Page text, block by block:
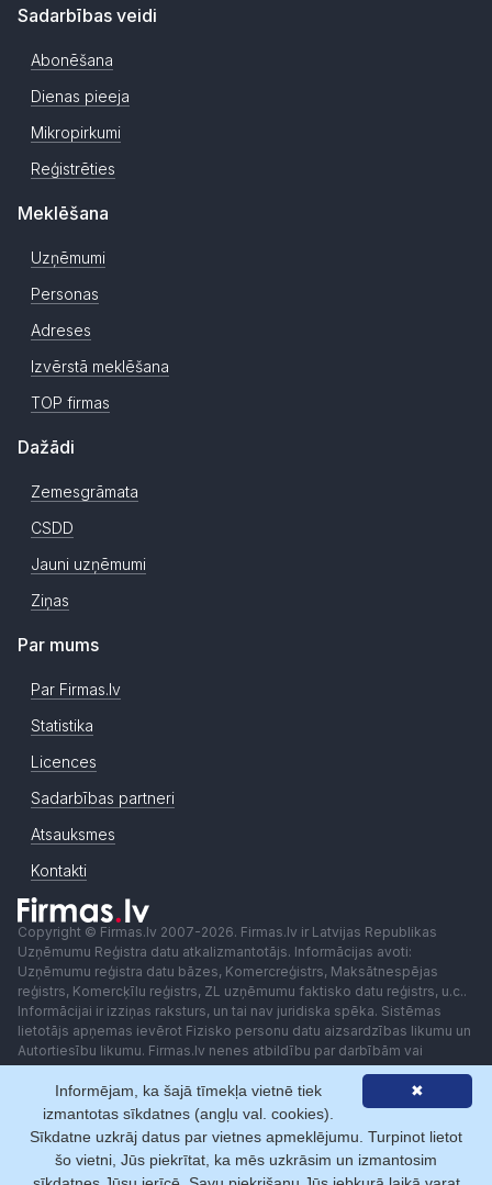
Sadarbības veidi
Abonēšana
Dienas pieeja
Mikropirkumi
Reģistrēties
Meklēšana
Uzņēmumi
Personas
Adreses
Izvērstā meklēšana
TOP firmas
Dažādi
Zemesgrāmata
CSDD
Jauni uzņēmumi
Ziņas
Par mums
Par Firmas.lv
Statistika
Licences
Sadarbības partneri
Atsauksmes
Kontakti
Copyright © Firmas.lv 2007-2026. Firmas.lv ir Latvijas Republikas
Uzņēmumu Reģistra datu atkalizmantotājs. Informācijas avoti:
Uzņēmumu reģistra datu bāzes, Komercreģistrs, Maksātnespējas
reģistrs, Komercķīlu reģistrs, ZL uzņēmumu faktisko datu reģistrs, u.c..
Informācijai ir izziņas raksturs, un tai nav juridiska spēka. Sistēmas
lietotājs apņemas ievērot Fizisko personu datu aizsardzības likumu un
Autortiesību likumu. Firmas.lv nenes atbildību par darbībām vai
lēmumiem, kas balstīti uz saņemto pakalpojumu. Lietotājam aizliegts
izmantot jebkādas automatizētas sistēmas vai iekārtas (robotus)
piekļuvei sistēmai bez rakstiskas saskaņošanas ar Firmas.lv. Galvenā
redaktore: Ingūna Pempere.
Lietošanas noteikumi
Privātuma politika Norēķini ar
✖
Informējam, ka šajā tīmekļa vietnē tiek
izmantotas sīkdatnes (angļu val. cookies).
Sīkdatne uzkrāj datus par vietnes apmeklējumu. Turpinot lietot
šo vietni, Jūs piekrītat, ka mēs uzkrāsim un izmantosim